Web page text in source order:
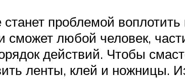
проблемой
сможет любой человек,
действий. Чтобы
ленты, клей и ножницы.